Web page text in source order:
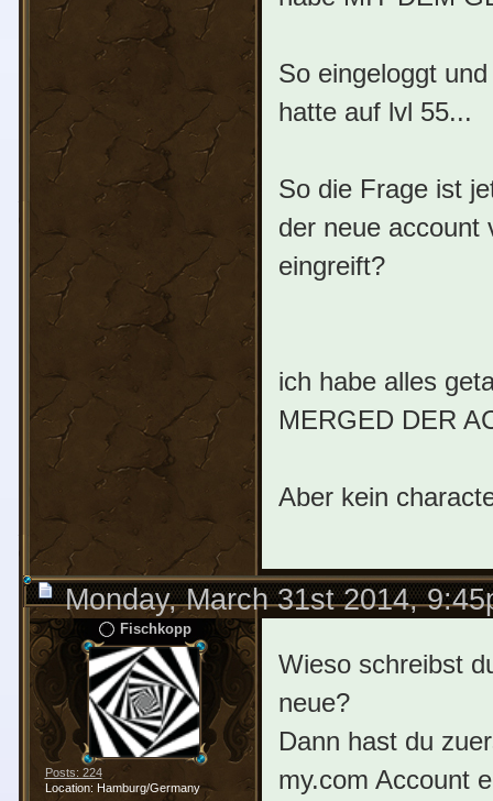
So eingeloggt
hatte auf lvl 55...
So die Frage ist
der neue account
eingreift?
ich habe alles
MERGED DER
Aber kein
Monday, March 31st 2014,
Fischkopp
Posts: 224
Location: Hamburg/Germany
Wieso schreibst
neue?
Dann hast du
my.com Account